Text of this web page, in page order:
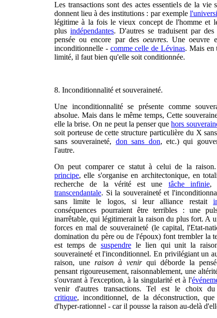
Les transactions sont des actes essentiels de la vie
donnent lieu à des institutions : par exemple
légitime à la fois le vieux concept de l'homme et
plusindépendantes. D'autres se traduisent par des
pensée ou encore par des oeuvres. Une oeuvre
inconditionnelle - comme celle de Lévinas. Mais en
limité, il faut bien qu'elle soit conditionnée.
8. Inconditionnalité et souveraineté.
Une inconditionnalité se présente comme
absolue. Mais dans le même temps, Cette
elle la brise. On ne peut la penser quehors
soit porteuse de cette structure particulière du X
sans souveraineté, don sans don, etc.) qui
l'autre.
On peut comparer ce statut à celui de la
principe, elle s'organise en architectonique, en
recherche de la vérité est une tâche infinie,
transcendantale. Si la souveraineté et
sans limite le logos, si leur alliance restait
conséquences pourraient être terribles : une
inarrêtable, qui légitimerait la raison du plus fort. A
forces en mal de souveraineté (le capital, l'Etat-
domination du père ou de l'époux) font trembler la
est temps de suspendrele lien qui unit la
souveraineté et l'inconditionnel. En privilégiant un
raison, une raison à venirqui déborde la
pensant rigoureusement, raisonnablement, une
s'ouvrant à l'exception, à la singularité et à l'
venir d'autres transactions. Tel est le choix
critique, inconditionnel, de la déconstruction,
d'hyper-rationnel - car il pousse la raison au-delà